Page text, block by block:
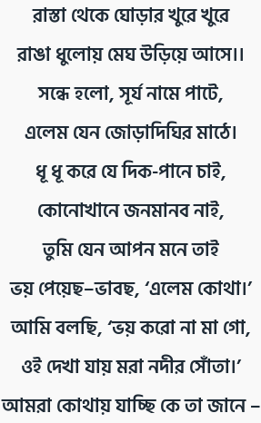
রাস্তা থেকে ঘোড়ার খুরে খুরে
রাঙা ধুলোয় মেঘ উড়িয়ে আসে।।
সন্ধে হলো, সূর্য নামে পাটে,
এলেম যেন জোড়াদিঘির মাঠে।
ধূ ধূ করে যে দিক-পানে চাই,
কোনোখানে জনমানব নাই,
তুমি যেন আপন মনে তাই
ভয় পেয়েছ–ভাবছ, ‘এলেম কোথা।’
আমি বলছি, ‘ভয় করো না মা গো,
ওই দেখা যায় মরা নদীর সোঁতা।’
আমরা কোথায় যাচ্ছি কে তা জানে –